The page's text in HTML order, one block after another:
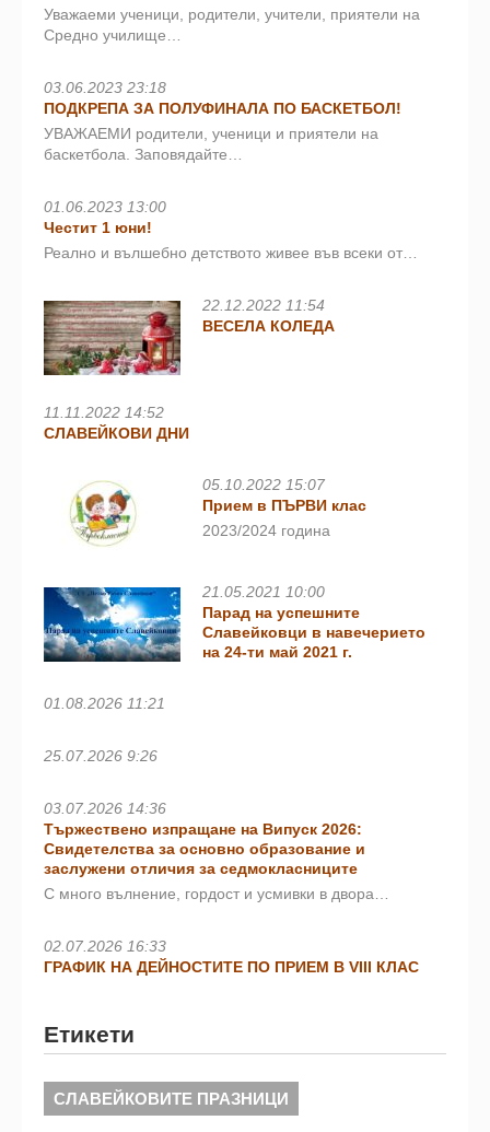
Уважаеми ученици, родители, учители, приятели на
Средно училище…
03.06.2023 23:18
ПОДКРЕПА ЗА ПОЛУФИНАЛА ПО БАСКЕТБОЛ!
УВАЖАЕМИ родители, ученици и приятели на
баскетбола. Заповядайте…
01.06.2023 13:00
Честит 1 юни!
Реално и вълшебно детството живее във всеки от…
22.12.2022 11:54
ВЕСЕЛА КОЛЕДА
11.11.2022 14:52
СЛАВЕЙКОВИ ДНИ
05.10.2022 15:07
Прием в ПЪРВИ клас
2023/2024 година
21.05.2021 10:00
Парад на успешните
Славейковци в навечерието
на 24-ти май 2021 г.
01.08.2026 11:21
25.07.2026 9:26
03.07.2026 14:36
Тържествено изпращане на Випуск 2026:
Свидетелства за основно образование и
заслужени отличия за седмокласниците
С много вълнение, гордост и усмивки в двора…
02.07.2026 16:33
ГРАФИК НА ДЕЙНОСТИТЕ ПО ПРИЕМ В VIII КЛАС
Етикети
СЛАВЕЙКОВИТЕ ПРАЗНИЦИ